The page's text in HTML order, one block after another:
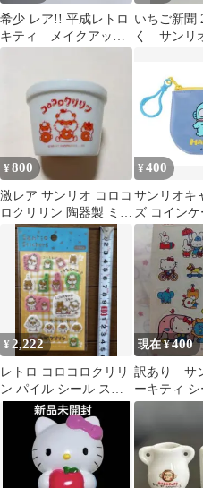
希少 レア!! 平成レトロ
キティ メイクアップ
いちご新聞
く サンリ
¥800
激レア サンリオ コロコ
ロクリリン 陶器製 ミニ
プランター 鉢 当時物
レトロ
¥400
サンリオキ
ズ コイン
ハンギョドン
¥2,222
レトロ コロコロクリリ
ン パイル シール ステ
ッカー 1999 サンリオ
日本製
現在 ¥400
訳あり サ
ーキティ シ
レトロ